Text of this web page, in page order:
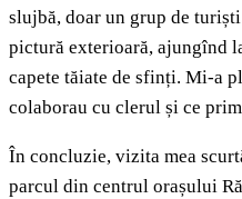
slujbă, doar un grup de
pictură exterioară, ajungînd
capete tăiate de sfinți. Mi-a
colaborau cu clerul și ce
În concluzie, vizita mea
parcul din centrul orașului